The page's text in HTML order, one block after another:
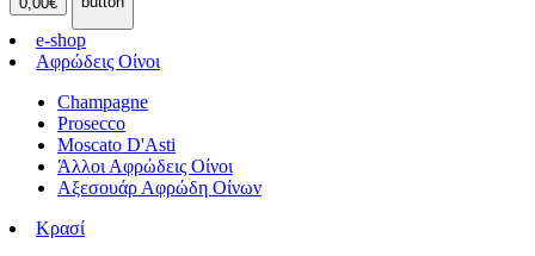
e-shop
Αφρώδεις Οίνοι
Champagne
Prosecco
Moscato D'Asti
Άλλοι Αφρώδεις Οίνοι
Αξεσουάρ Αφρώδη Οίνων
Κρασί